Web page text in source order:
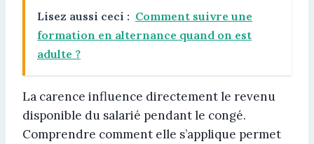
Lisez aussi ceci : Comment suivre une
formation en alternance quand on est
adulte ?
La carence influence directement le revenu
disponible du salarié pendant le congé.
Comprendre comment elle s’applique permet